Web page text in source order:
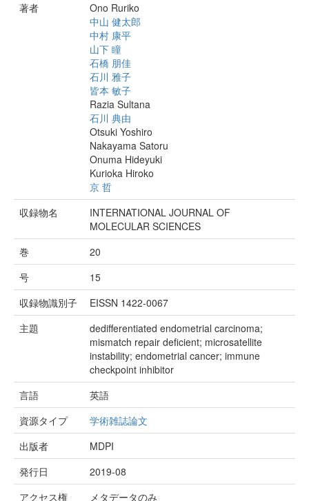
著者
Ono Ruriko
中山 健太郎
中村 康平
山下 瞳
石橋 朋佳
石川 雅子
皆本 敏子
Razia Sultana
石川 典由
Otsuki Yoshiro
Nakayama Satoru
Onuma Hideyuki
Kurioka Hiroko
京 哲
収録物名
INTERNATIONAL JOURNAL OF
MOLECULAR SCIENCES
巻
20
号
15
収録物識別子
EISSN 1422-0067
主題
dedifferentiated endometrial carcinoma;
mismatch repair deficient; microsatellite
instability; endometrial cancer; immune
checkpoint inhibitor
言語
英語
資源タイプ
学術雑誌論文
出版者
MDPI
発行日
2019-08
アクセス権
メタデータのみ